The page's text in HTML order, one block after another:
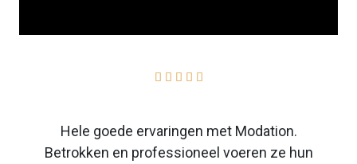
    
Hele goede ervaringen met Modation.
Betrokken en professioneel voeren ze hun